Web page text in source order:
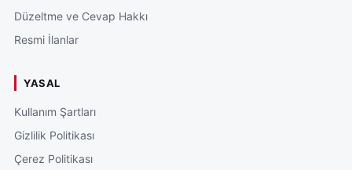
Düzeltme ve Cevap Hakkı
Resmi İlanlar
YASAL
Kullanım Şartları
Gizlilik Politikası
Çerez Politikası